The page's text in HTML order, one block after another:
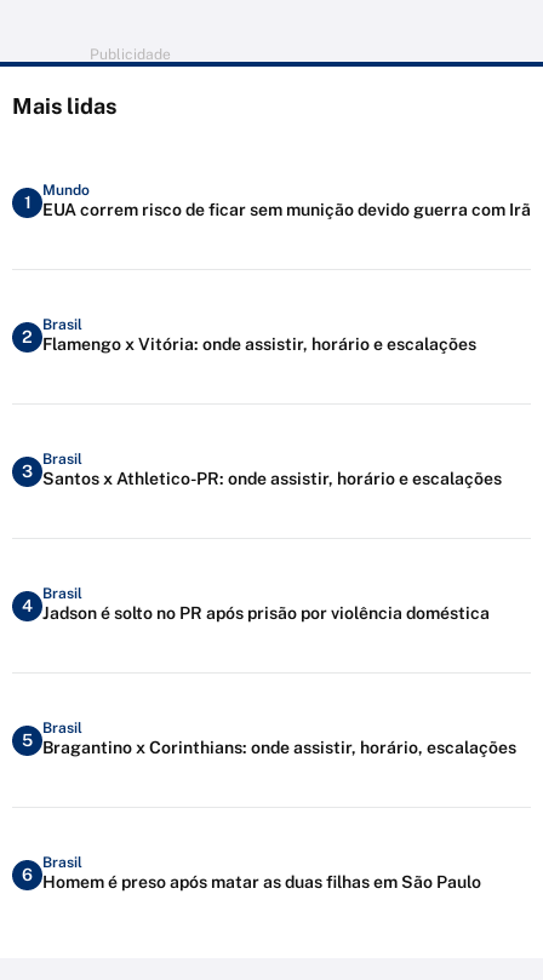
Publicidade
Mais lidas
1
Mundo
EUA correm risco de ficar sem munição devido guerra com Irã
2
Brasil
Flamengo x Vitória: onde assistir, horário e escalações
3
Brasil
Santos x Athletico-PR: onde assistir, horário e escalações
4
Brasil
Jadson é solto no PR após prisão por violência doméstica
5
Brasil
Bragantino x Corinthians: onde assistir, horário, escalações
6
Brasil
Homem é preso após matar as duas filhas em São Paulo